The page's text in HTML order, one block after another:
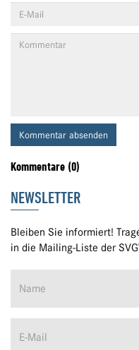
Kommentar absenden
Kommentare (0)
NEWSLETTER
Bleiben Sie informiert!
in die Mailing-Liste der